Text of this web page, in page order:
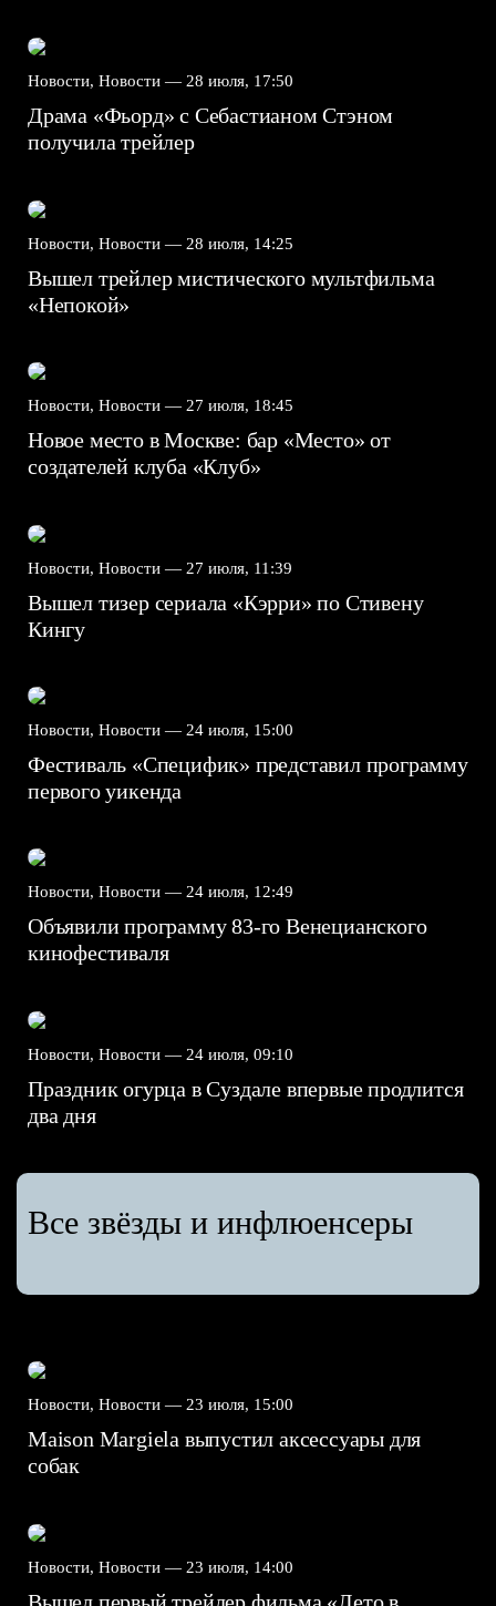
Новости, Новости — 28 июля, 17:50
Драма «Фьорд» с Себастианом Стэном
получила трейлер
Новости, Новости — 28 июля, 14:25
Вышел трейлер мистического мультфильма
«Непокой»
Новости, Новости — 27 июля, 18:45
Новое место в Москве: бар «Место» от
создателей клуба «Клуб»
Новости, Новости — 27 июля, 11:39
Вышел тизер сериала «Кэрри» по Стивену
Кингу
Новости, Новости — 24 июля, 15:00
Фестиваль «Специфик» представил программу
первого уикенда
Новости, Новости — 24 июля, 12:49
Объявили программу 83-го Венецианского
кинофестиваля
Новости, Новости — 24 июля, 09:10
Праздник огурца в Суздале впервые продлится
два дня
Все звёзды и инфлюенсеры
Новости, Новости — 23 июля, 15:00
Maison Margiela выпустил аксессуары для
собак
Новости, Новости — 23 июля, 14:00